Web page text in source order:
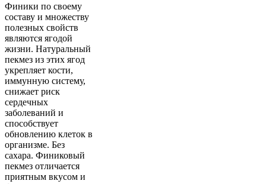
Финики по своему
составу и множеству
полезных свойств
являются ягодой
жизни. Натуральный
пекмез из этих ягод
укрепляет кости,
иммунную систему,
снижает риск
сердечных
заболеваний и
способствует
обновлению клеток в
организме. Без
сахара. Финиковый
пекмез отличается
приятным вкусом и